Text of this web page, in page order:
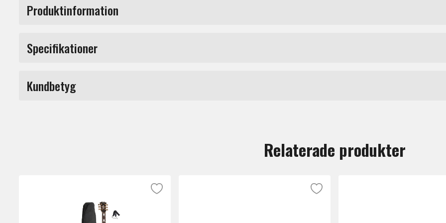
Produktinformation
Ibanez AZ2204AG Prestige
Ibanez AZ2204AG Prestige är en elgitarr framtagen för professionella spelare som kräver precision,
utformade kroppen är konstruerad för att följa spelarens rörelser och ger hög komfort både sittande
hållbarhet och minskar känsligheten för klimatförändringar, samtidigt som spelkänslan blir jämn och
Greppbrädan i rostad lönn ger snabb respons och tydlig attack. Jumbo-band i rostfritt stål med
Specifikationer
Kundbetyg
Relaterade produkter